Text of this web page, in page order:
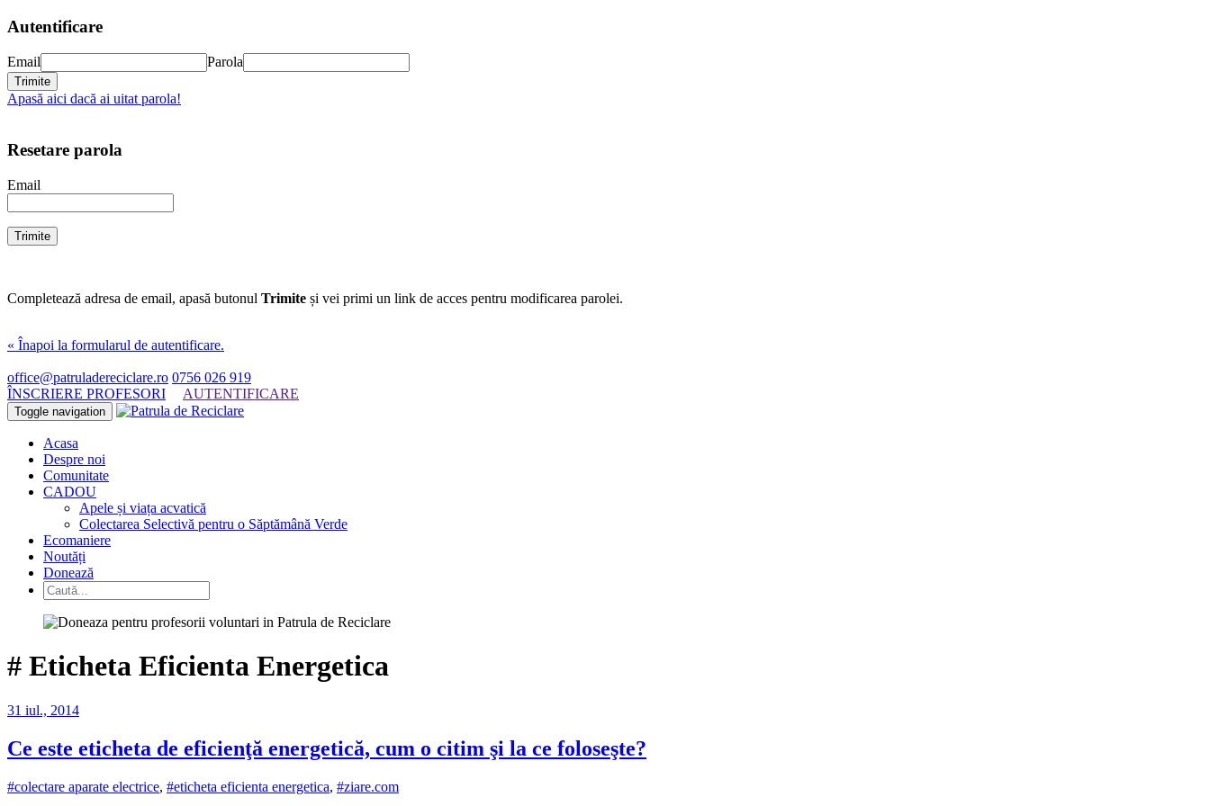
Autentificare
Email Parola
Apasă aici dacă ai uitat parola!
Resetare parola
Email
Completează adresa de email, apasă butonul Trimite și vei primi un link de acces pentru modificarea parolei.
« Înapoi la formularul de autentificare.
office@patruladereciclare.ro 0756 026 919
ÎNSCRIERE PROFESORI
AUTENTIFICARE
Toggle navigation
Acasa
Despre noi
Comunitate
CADOU
Apele și viața acvatică
Colectarea Selectivă pentru o Săptămână Verde
Ecomaniere
Noutăți
Donează
# Eticheta Eficienta Energetica
31 iul., 2014
Ce este eticheta de eficienţă energetică, cum o citim şi la ce foloseşte?
#colectare aparate electrice, #eticheta eficienta energetica, #ziare.com